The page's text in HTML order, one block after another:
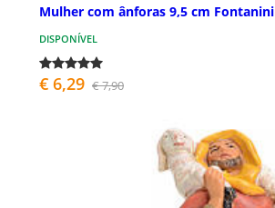
Mulher com ânforas 9,5 cm Fontanini
DISPONÍVEL
€ 6,29 € 7,90